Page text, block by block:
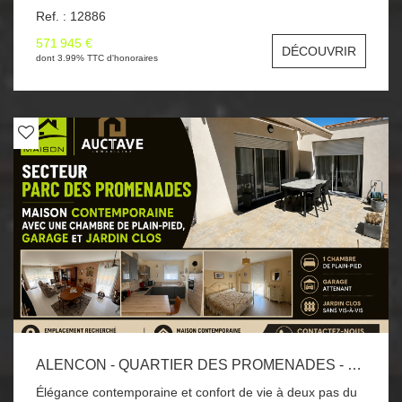
également deux bureaux, dix chambres, trois salles de
bains, quatre WC et une buanderie. Grenier entièrement
aménageable. Nombreuses dépendances : garage,
atelier, cave, ancienne habitation. Ensemble rare, au
calme et plein de charme. Parquets, corniches, trumeau
disponibles sur georisques.gouv.
Ref. : 12886
571 945 €
dont 3.99% TTC d'honoraires DÉCOUVRIR
ALENCON - QUARTIER DES PROMENADES - MAGNIFIQUE MAISON CONTEMPORAINE
Élégance contemporaine et confort de vie à deux pas du